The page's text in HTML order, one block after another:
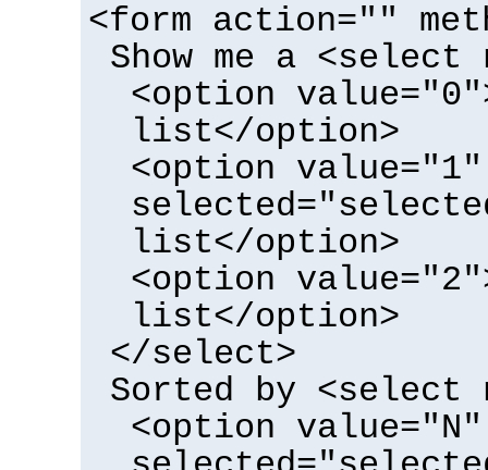
<form action=""
Show me a <select
<option
list</option>
<option value="1"
list</option>
<option
list</option>
</select>
Sorted by <select
<option value="N"